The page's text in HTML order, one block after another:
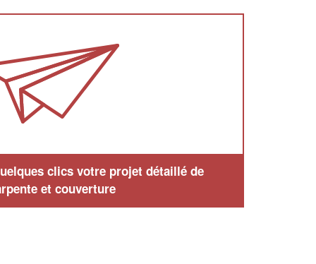
clics votre projet détaillé de
et couverture